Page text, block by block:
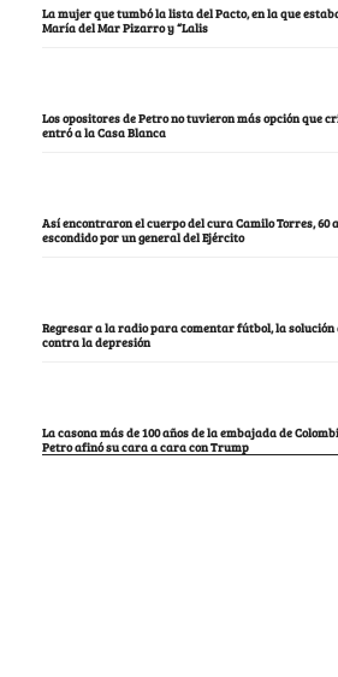
La mujer que tumbó la lista del Pacto, en la que
María del Mar Pizarro y “Lalis
Los opositores de Petro no tuvieron más opción que
entró a la Casa Blanca
Así encontraron el cuerpo del cura Camilo Torres, 60
escondido por un general del Ejército
Regresar a la radio para comentar fútbol, la
contra la depresión
La casona más de 100 años de la embajada de
Petro afinó su cara a cara con Trump